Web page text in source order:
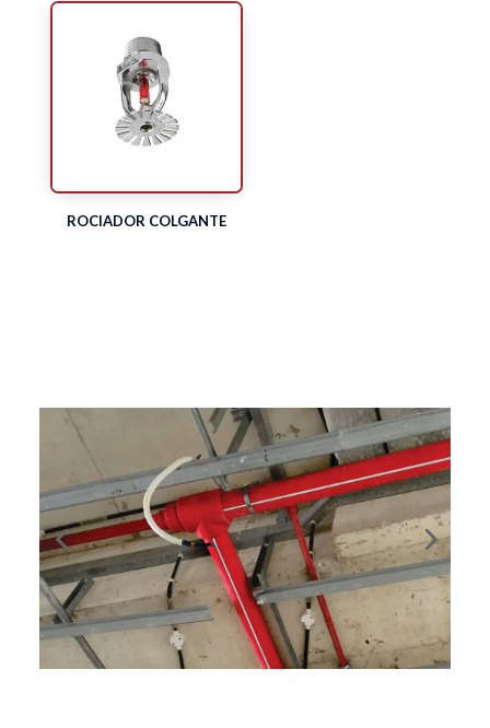
ROCIADOR COLGANTE